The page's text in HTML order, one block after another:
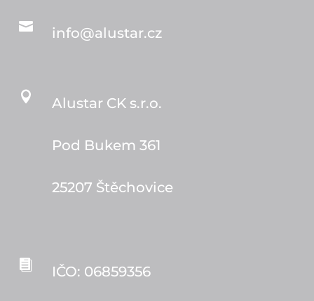
 info@alustar.cz
 Alustar CK s.r.o.
Pod Bukem 361
25207 Štěchovice
 IČO: 06859356